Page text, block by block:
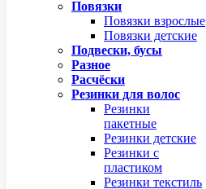
Повязки
Повязки взрослые
Повязки детские
Подвески, бусы
Разное
Расчёски
Резинки для волос
Резинки
пакетные
Резинки детские
Резинки с
пластиком
Резинки текстиль